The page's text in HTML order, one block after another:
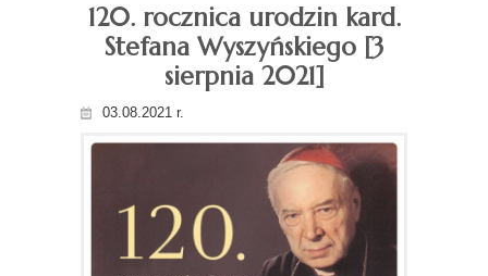
120. rocznica urodzin kard.
Stefana Wyszyńskiego [3
sierpnia 2021]
03.08.2021 r.